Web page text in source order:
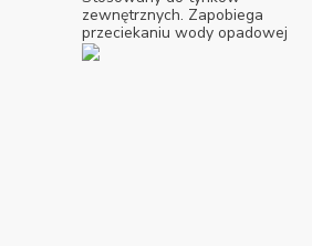
zewnętrznych. Zapobiega
przeciekaniu wody opadowej